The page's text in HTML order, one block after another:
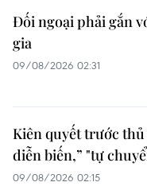
Đối ngoại phải gắn
gia
09/08/2026 02:31
Kiên quyết trước
diễn biến,” "tự
09/08/2026 02:15